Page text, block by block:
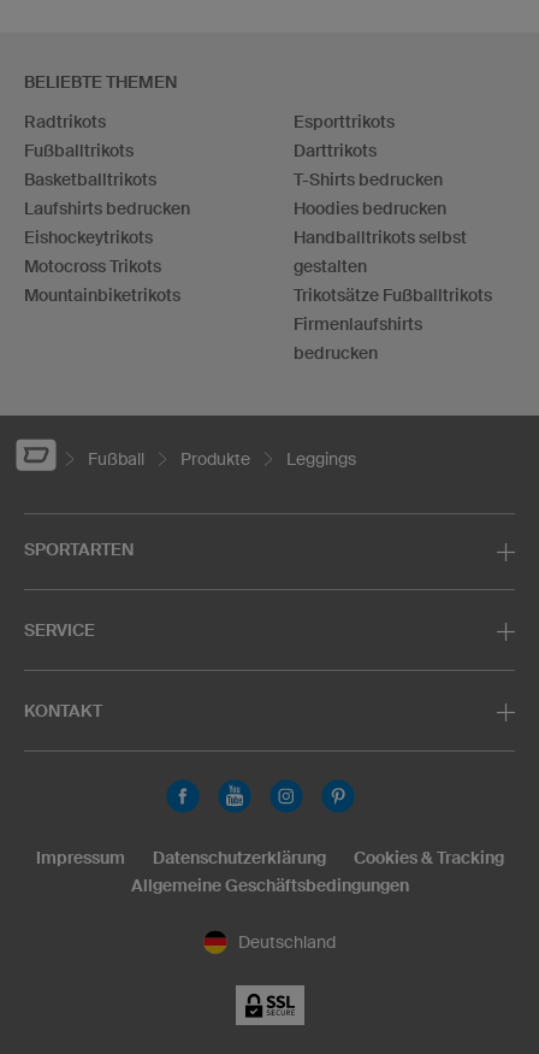
BELIEBTE THEMEN
Radtrikots
Fußballtrikots
Basketballtrikots
Laufshirts bedrucken
Eishockeytrikots
Motocross Trikots
Mountainbiketrikots
Esporttrikots
Darttrikots
T-Shirts bedrucken
Hoodies bedrucken
Handballtrikots selbst
gestalten
Trikotsätze Fußballtrikots
Firmenlaufshirts
bedrucken
Fußball Produkte Leggings
SPORTARTEN
SERVICE
KONTAKT
Deutschland
Impressum Datenschutzerklärung
Cookies & Tracking
Allgemeine Geschäftsbedingungen